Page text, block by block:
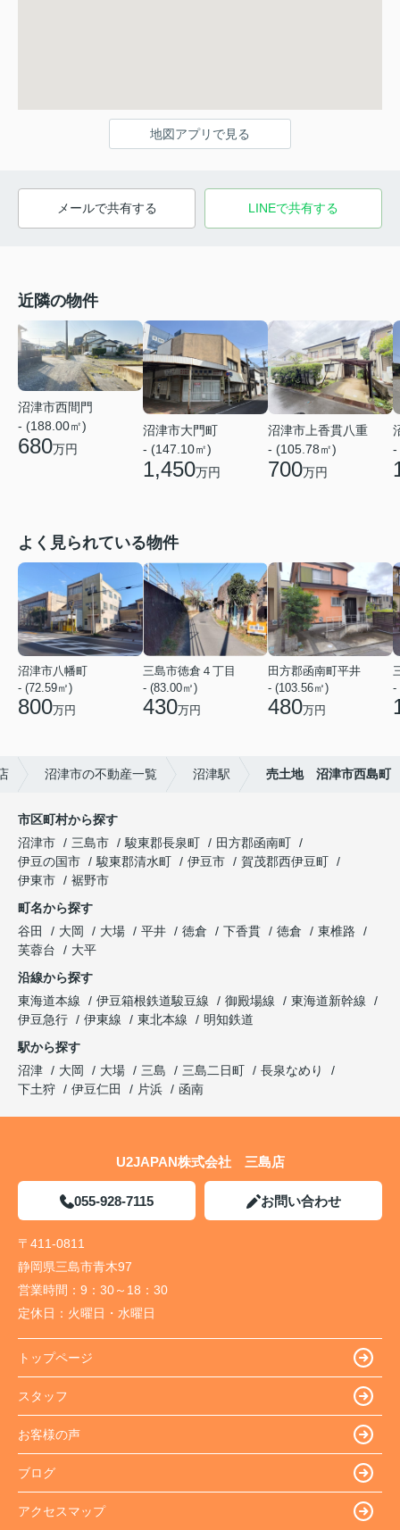
地図アプリで見る
メールで共有する LINEで共有する
近隣の物件
沼津市西間門
- (188.00㎡)
680万円
沼津市大門町
- (147.10㎡)
1,450万円
沼津市上香貫八重
- (105.78㎡)
700万円
-
よく見られている物件
沼津市八幡町
- (72.59㎡)
800万円
三島市徳倉４丁目
- (83.00㎡)
430万円
田方郡函南町平井
- (103.56㎡)
480万円
-
沼津市の不動産一覧 沼津駅 売土地 沼津市西島町
市区町村から探す
沼津市
三島市 駿東郡長泉町
田方郡函南町
伊豆の国市
駿東郡清水町 伊豆市
賀茂郡西伊豆町
伊東市
裾野市
町名から探す
谷田
大岡 大場 平井 徳倉 下香貫 徳倉
東椎路
芙蓉台
大平
沿線から探す
東海道本線
伊豆箱根鉄道駿豆線 御殿場線
東海道新幹線
伊豆急行
伊東線 東北本線
明知鉄道
駅から探す
沼津
大岡 大場 三島 三島二日町
長泉なめり
下土狩
伊豆仁田 片浜 函南
U2JAPAN株式会社 三島店
055-928-7115 お問い合わせ
〒411-0811
静岡県三島市青木97
営業時間： 9：30～18：30
定休日： 火曜日・水曜日
トップページ
スタッフ
お客様の声
ブログ
アクセスマップ